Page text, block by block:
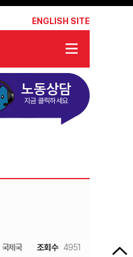
ENGLISH SITE
노동상담
지금 클릭하세요
국제국 조회수 4951